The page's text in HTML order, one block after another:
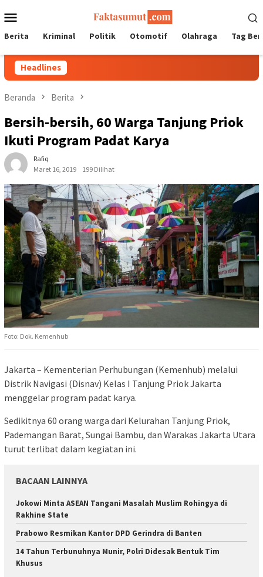
ke
kontenMobile
Berita Kriminal Politik Otomotif Olahraga Tag
Headlines
Beranda Berita
Bersih-bersih, 60 Warga Tanjung Priok
Ikuti Program Padat Karya
Rafiq
Maret 16, 2019
199 Dilihat
Foto: Dok. Kemenhub
Jakarta – Kementerian Perhubungan (Kemenhub) melalui
Distrik Navigasi (Disnav) Kelas I Tanjung Priok Jakarta
menggelar program padat karya.
Sedikitnya 60 orang warga dari Kelurahan Tanjung Priok,
Pademangan Barat, Sungai Bambu, dan Warakas Jakarta Utara
turut terlibat dalam kegiatan ini.
BACAAN LAINNYA
Jokowi Minta ASEAN Tangani Masalah Muslim Rohingya di
Rakhine State
Prabowo Resmikan Kantor DPD Gerindra di Banten
14 Tahun Terbunuhnya Munir, Polri Didesak Bentuk Tim
Khusus